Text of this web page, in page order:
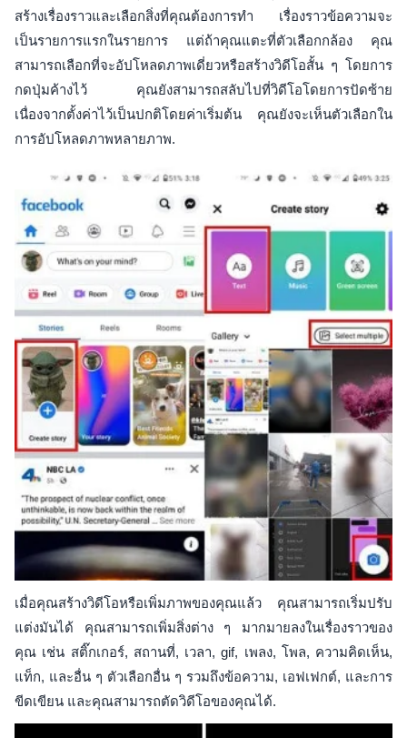
สร้างเรื่องราวและเลือกสิ่งที่คุณต้องการทำ เรื่องราวข้อความจะ
เป็นรายการแรกในรายการ แต่ถ้าคุณแตะที่ตัวเลือกกล้อง คุณ
สามารถเลือกที่จะอัปโหลดภาพเดี่ยวหรือสร้างวิดีโอสั้น ๆ โดยการ
กดปุ่มค้างไว้ คุณยังสามารถสลับไปที่วิดีโอโดยการปัดซ้าย
เนื่องจากตั้งค่าไว้เป็นปกติโดยค่าเริ่มต้น คุณยังจะเห็นตัวเลือกใน
การอัปโหลดภาพหลายภาพ.
เมื่อคุณสร้างวิดีโอหรือเพิ่มภาพของคุณแล้ว คุณสามารถเริ่มปรับ
แต่งมันได้ คุณสามารถเพิ่มสิ่งต่าง ๆ มากมายลงในเรื่องราวของ
คุณ เช่น สติ๊กเกอร์, สถานที่, เวลา, gif, เพลง, โพล, ความคิดเห็น,
แท็ก, และอื่น ๆ ตัวเลือกอื่น ๆ รวมถึงข้อความ, เอฟเฟกต์, และการ
ขีดเขียน และคุณสามารถตัดวิดีโอของคุณได้.